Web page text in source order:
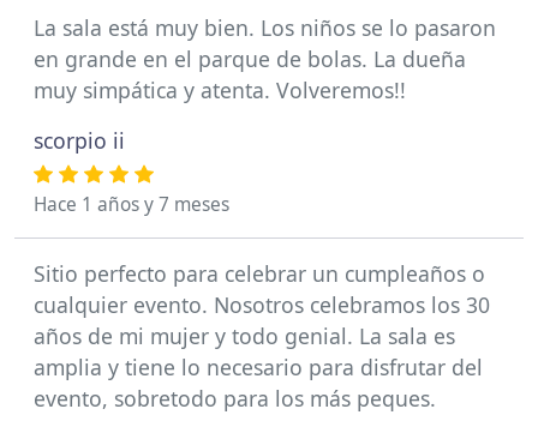
La sala está muy bien. Los niños se lo pasaron
en grande en el parque de bolas. La dueña
muy simpática y atenta. Volveremos!!
scorpio ii
Hace 1 años y 7 meses
Sitio perfecto para celebrar un cumpleaños o
cualquier evento. Nosotros celebramos los 30
años de mi mujer y todo genial. La sala es
amplia y tiene lo necesario para disfrutar del
evento, sobretodo para los más peques.